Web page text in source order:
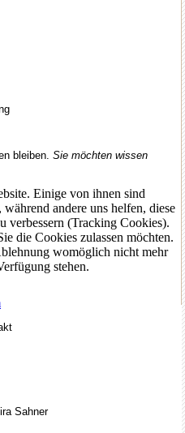
bleiben.Sie möchten wissen
Sahner
Einige von ihnen sind
andere uns helfen, diese
verbessern (Tracking Cookies).
die Cookies zulassen möchten.
womöglich nicht mehr
stehen.